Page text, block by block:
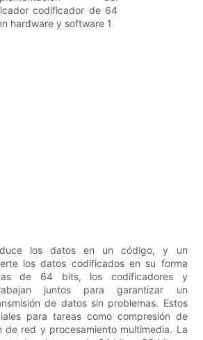
los datos en un código, y un
los datos codificados en su forma
de 64 bits, los codificadores y
juntos para garantizar un
de datos sin problemas. Estos
para tareas como compresión de
de red y procesamiento multimedia. La